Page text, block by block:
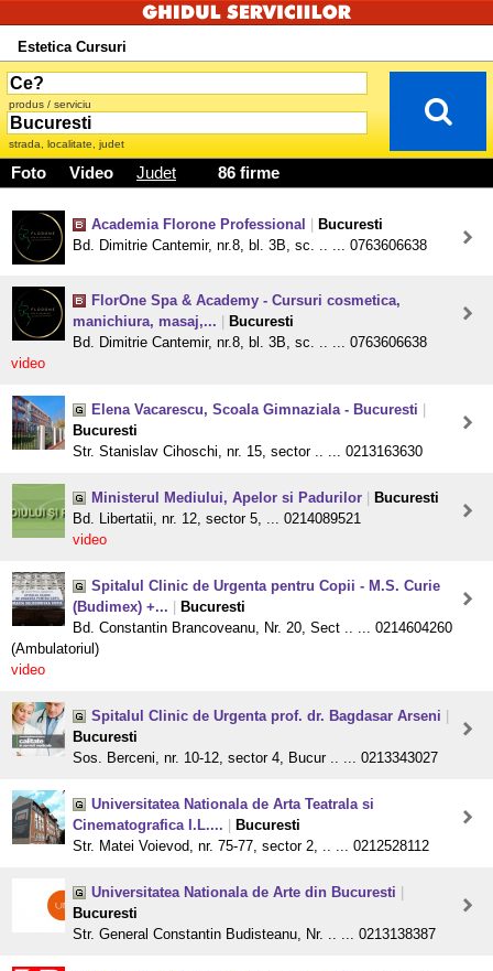
Estetica Cursuri
produs / serviciu
strada, localitate, judet
Foto Video Judet 86 firme
Academia Florone Professional
Bucuresti
Bd. Dimitrie Cantemir, nr.8, bl. 3B, sc. .. ... 0763606638
FlorOne Spa & Academy - Cursuri cosmetica,
manichiura, masaj,...
Bucuresti
Bd. Dimitrie Cantemir, nr.8, bl. 3B, sc. .. ... 0763606638
video
Elena Vacarescu, Scoala Gimnaziala - Bucuresti
Bucuresti
Str. Stanislav Cihoschi, nr. 15, sector .. ... 0213163630
Ministerul Mediului, Apelor si Padurilor
Bucuresti
Bd. Libertatii, nr. 12, sector 5, ... 0214089521
video
Spitalul Clinic de Urgenta pentru Copii - M.S. Curie
(Budimex) +...
Bucuresti
Bd. Constantin Brancoveanu, Nr. 20, Sect .. ... 0214604260
(Ambulatoriul)
video
Spitalul Clinic de Urgenta prof. dr. Bagdasar Arseni
Bucuresti
Sos. Berceni, nr. 10-12, sector 4, Bucur .. ... 0213343027
Universitatea Nationala de Arta Teatrala si
Cinematografica I.L....
Bucuresti
Str. Matei Voievod, nr. 75-77, sector 2, .. ... 0212528112
Universitatea Nationala de Arte din Bucuresti
Bucuresti
Str. General Constantin Budisteanu, Nr. .. ... 0213138387